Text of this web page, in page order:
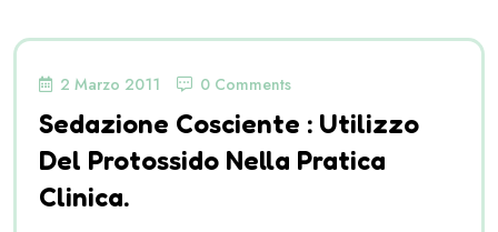
2 Marzo 2011 0 Comments
Sedazione Cosciente : Utilizzo
Del Protossido Nella Pratica
Clinica.